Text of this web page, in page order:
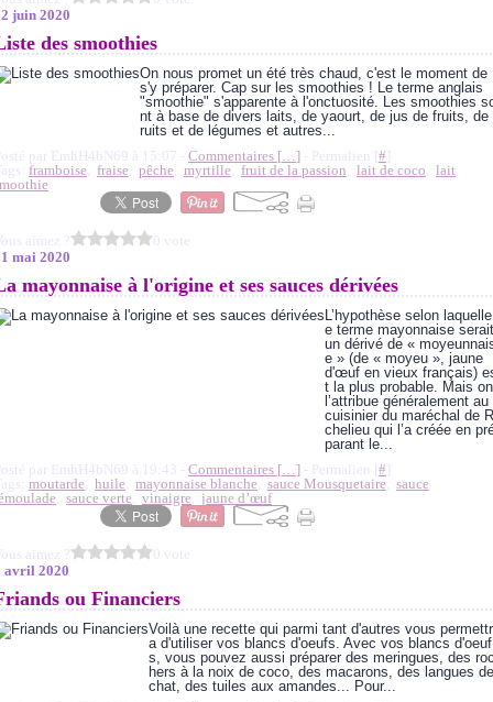
juin 2020
des smoothies
On nous promet un été très chaud, c'est le moment de
s'y préparer. Cap sur les smoothies ! Le terme anglais
"smoothie" s'apparente à l'onctuosité. Les smoothies
nt à base de divers laits, de yaourt, de jus de fruits, de
ruits et de légumes et autres...
par EmhH4bN69 à 15:07 - Commentaires […] - Permalien [# ]
framboise, fraise, pêche, myrtille, fruit de la passion, lait de coco, lait,
aimez ?
0 vote
mai 2020
mayonnaise à l'origine et ses sauces dérivées
L’hypothèse selon laquelle l
e terme mayonnaise serait
un dérivé de «
e » (de « moyeu », jaune
d'œuf en vieux français)
t la plus probable. Mais on
l’attribue généralement au
cuisinier du maréchal de
chelieu qui l’a créée en
parant le...
par EmhH4bN69 à 19:43 - Commentaires […] - Permalien [# ]
moutarde, huile, mayonnaise blanche, sauce Mousquetaire, sauce
, sauce verte, vinaigre, jaune d’œuf
aimez ?
0 vote
avril 2020
ou Financiers
Voilà une recette qui parmi tant d'autres vous permettr
a d'utiliser vos blancs d'oeufs. Avec vos blancs d'oeuf
s, vous pouvez aussi préparer des meringues, des roc
hers à la noix de coco, des macarons, des langues de
chat, des tuiles aux amandes... Pour...